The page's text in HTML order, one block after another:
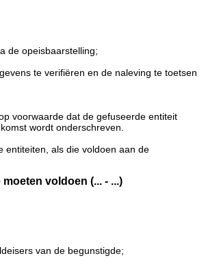
de opeisbaarstelling;
te verifiëren en de naleving te toetsen
voorwaarde dat de gefuseerde entiteit
wordt onderschreven.
entiteiten, als die voldoen aan de
voldoen (... - ...)
van de begunstigde;